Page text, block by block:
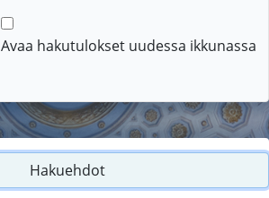
Avaa hakutulokset uudessa ikkunassa
Hakuehdot